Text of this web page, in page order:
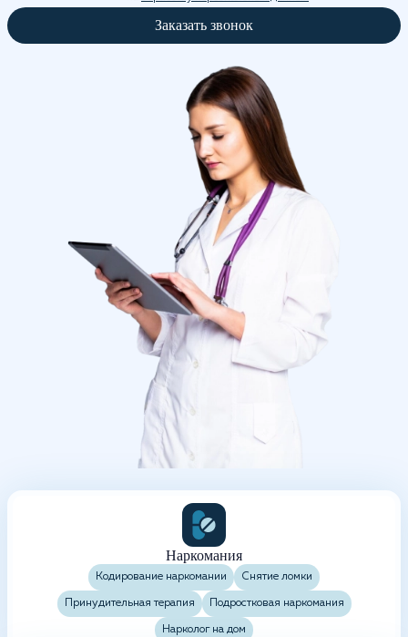
Заказать звонок
Наркомания
Кодирование наркомании Снятие ломки
Принудительная терапия Подростковая наркомания
Нарколог на дом